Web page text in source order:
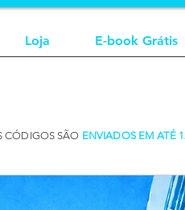
Loja E-book Grátis
CÓDIGOS SÃO ENVIADOS EM ATÉ